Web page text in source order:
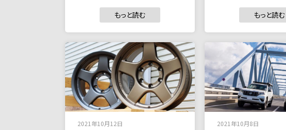
もっと読む もっと読む
2021年10月12日 2021年10月8日